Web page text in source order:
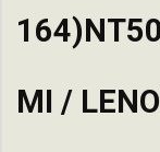
MI /